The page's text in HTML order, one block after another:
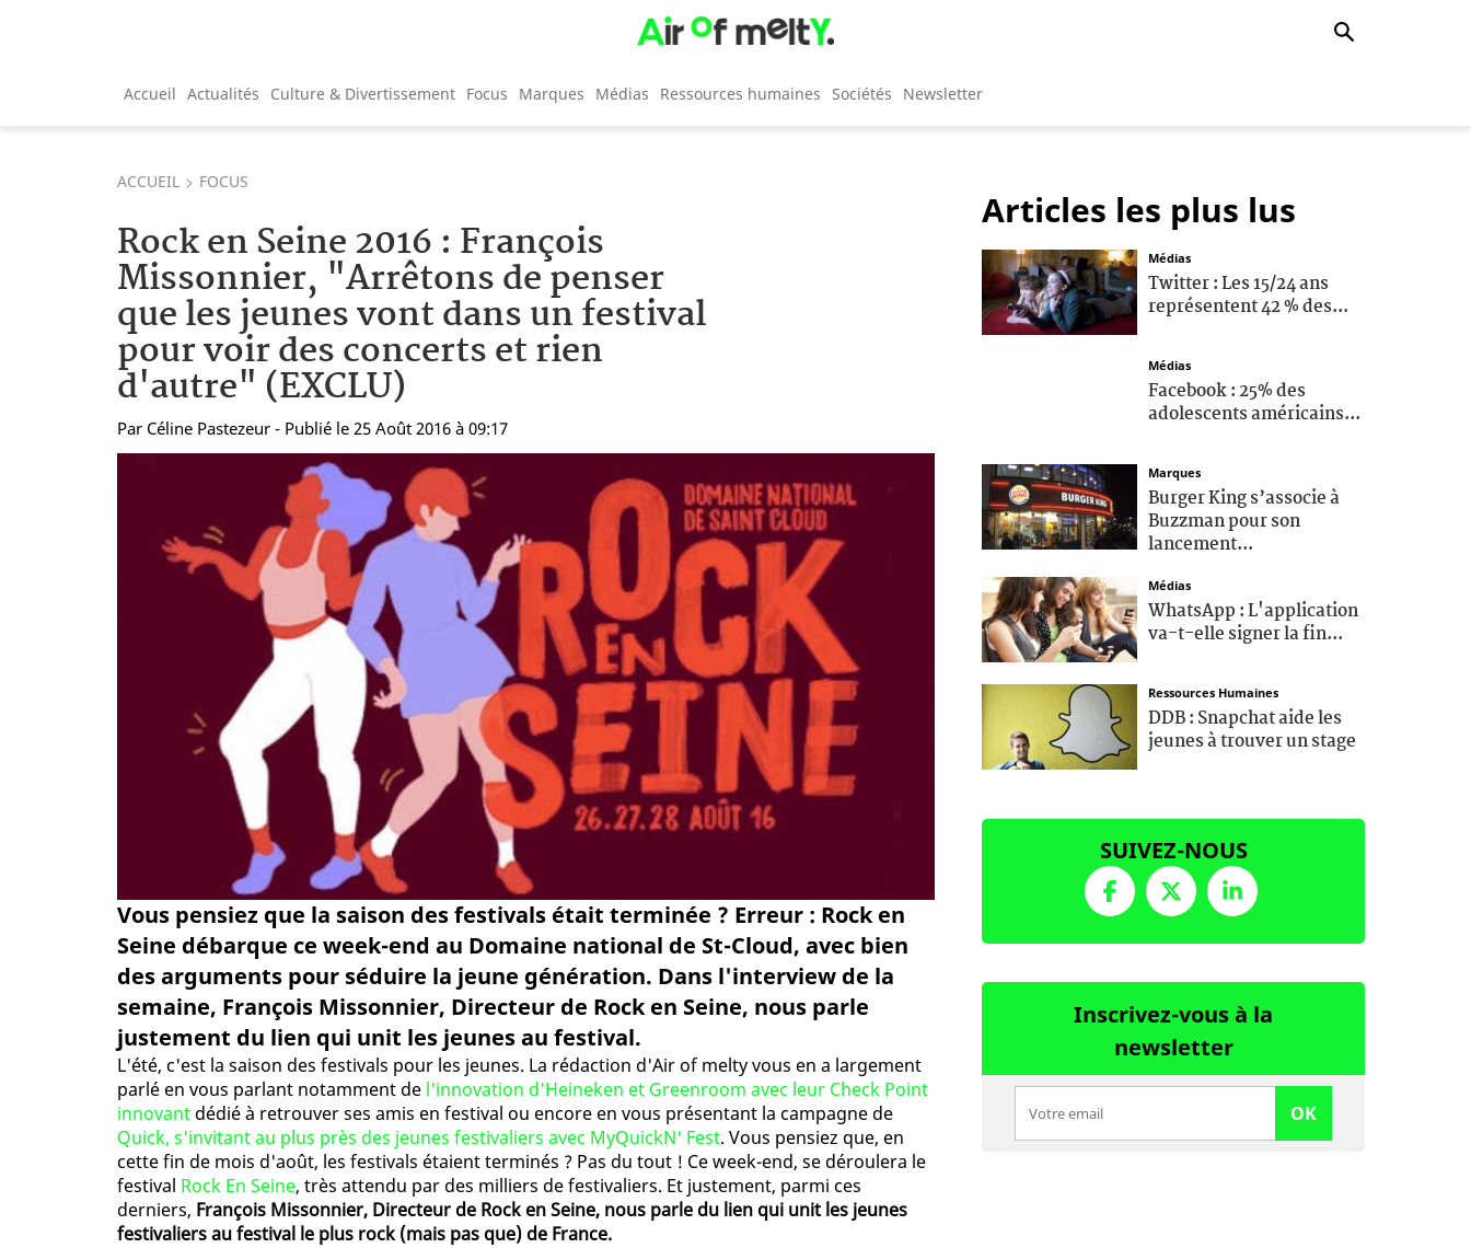
Accueil Actualités Culture & Divertissement Focus Marques Médias Ressources humaines Sociétés Newsletter
ACCUEIL FOCUS
Rock en Seine 2016 : François
Missonnier, "Arrêtons de penser
que les jeunes vont dans un festival
pour voir des concerts et rien
d'autre" (EXCLU)
Par Céline Pastezeur - Publié le 25 Août 2016 à 09:17
Vous pensiez que la saison des festivals était terminée ? Erreur : Rock en
Seine débarque ce week-end au Domaine national de St-Cloud, avec bien
des arguments pour séduire la jeune génération. Dans l'interview de la
semaine, François Missonnier, Directeur de Rock en Seine, nous parle
justement du lien qui unit les jeunes au festival.
L'été, c'est la saison des festivals pour les jeunes. La rédaction d'Air of melty vous en a largement
parlé en vous parlant notamment de l'innovation d'Heineken et Greenroom avec leur Check Point
innovant dédié à retrouver ses amis en festival ou encore en vous présentant la campagne de
Quick, s'invitant au plus près des jeunes festivaliers avec MyQuickN' Fest. Vous pensiez que, en
cette fin de mois d'août, les festivals étaient terminés ? Pas du tout ! Ce week-end, se déroulera le
festival Rock En Seine, très attendu par des milliers de festivaliers. Et justement, parmi ces
derniers, François Missonnier, Directeur de Rock en Seine, nous parle du lien qui unit les jeunes
festivaliers au festival le plus rock (mais pas que) de France.
Articles les plus lus
Médias
Twitter : Les 15/24 ans
représentent 42 % des...
Médias
Facebook : 25% des
adolescents américains...
Marques
Burger King s’associe à
Buzzman pour son
lancement...
Médias
WhatsApp : L'application
va-t-elle signer la fin...
Ressources Humaines
DDB : Snapchat aide les
jeunes à trouver un stage
SUIVEZ-NOUS
Inscrivez-vous à la
newsletter
OK